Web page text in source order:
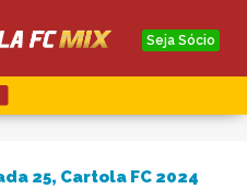
Seja Sócio
25, Cartola FC 2024